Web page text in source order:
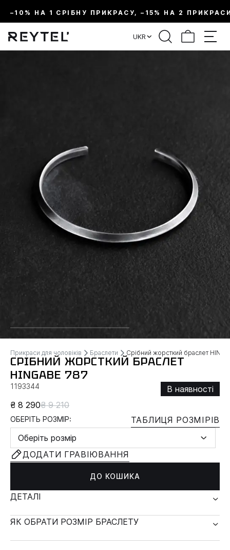
–10% НА 1 СРІБНУ ПРИКРАСУ, –15% НА 2
UKR
Прикраси для чоловіків Браслети Срібний жорсткий браслет
СРІБНИЙ ЖОРСТКИЙ БРАСЛЕТ
HINGABE 787
1193344
В наявності
₴ 8 290₴ 9 210
ОБЕРІТЬ РОЗМІР:
ТАБЛИЦЯ РОЗМІРІВ
Оберіть розмір
ДОДАТИ ГРАВІЮВАННЯ
ДО КОШИКА
ДЕТАЛІ
ЯК ОБРАТИ РОЗМІР БРАСЛЕТУ